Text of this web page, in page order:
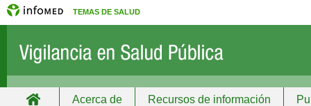
TEMAS DE SALUD
Acerca de Recursos de información